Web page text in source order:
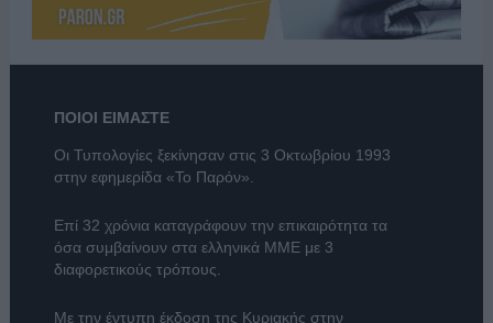
ΠΟΙΟΙ ΕΙΜΑΣΤΕ
Οι Τυπολογίες ξεκίνησαν στις 3 Οκτωβρίου 1993
στην εφημερίδα «Το Παρόν».
Επί 32 χρόνια καταγράφουν την επικαιρότητα τα
όσα συμβαίνουν στα ελληνικά ΜΜΕ με 3
διαφορετικούς τρόπους.
Με την έντυπη έκδοση της Κυριακής στην